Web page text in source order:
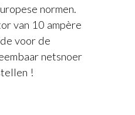
normen.
van 10 ampère
voor de
netsnoer
!